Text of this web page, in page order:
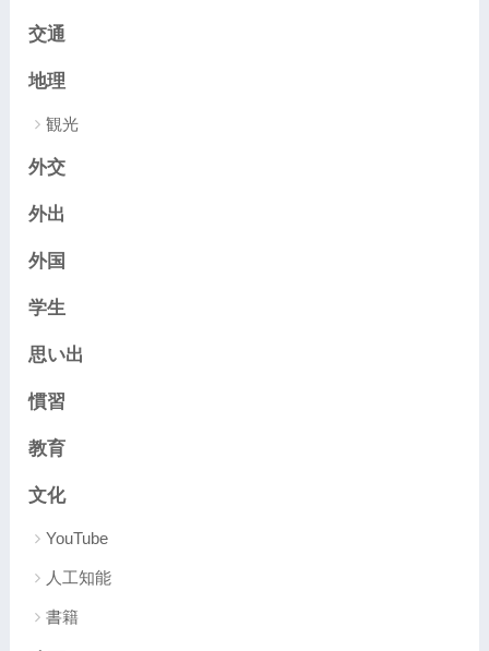
交通
地理
観光
外交
外出
外国
学生
思い出
慣習
教育
文化
YouTube
人工知能
書籍